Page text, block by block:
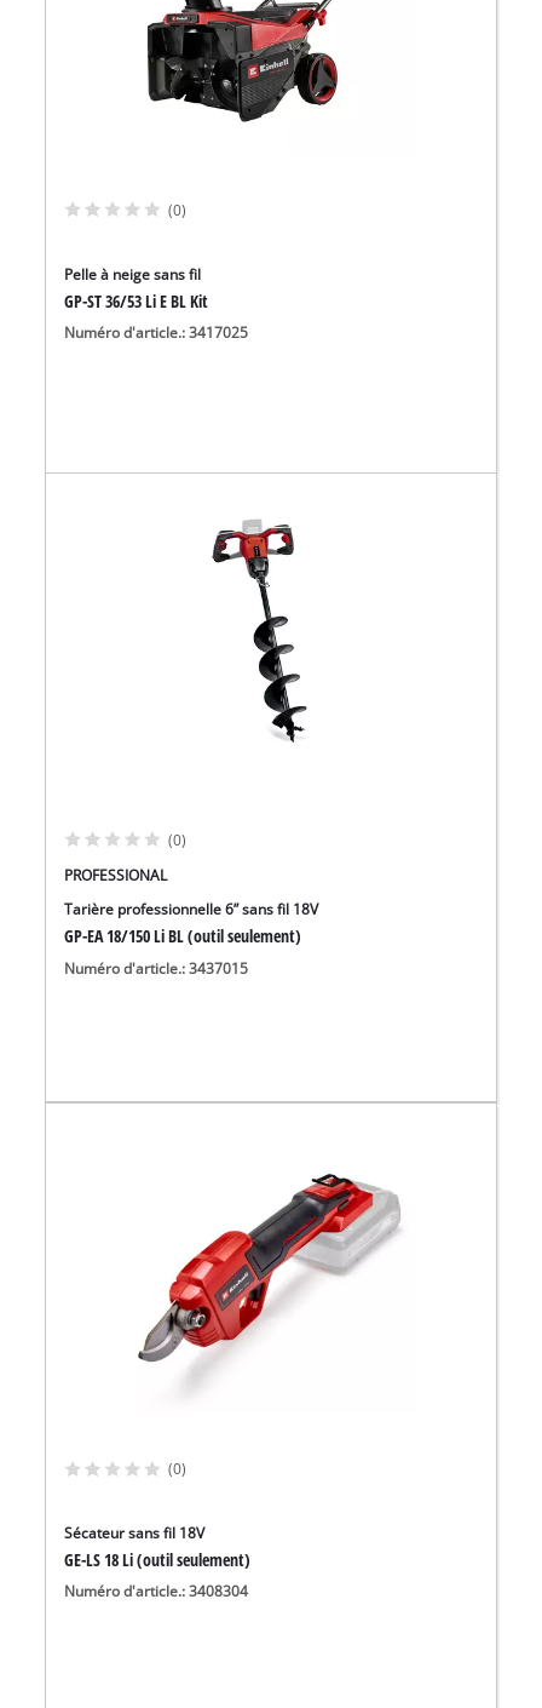
(0)
Pelle à neige sans fil
GP-ST 36/53 Li E BL Kit
Numéro d'article.: 3417025
(0)
PROFESSIONAL
Tarière professionnelle 6” sans fil 18V
GP-EA 18/150 Li BL (outil seulement)
Numéro d'article.: 3437015
(0)
Sécateur sans fil 18V
GE-LS 18 Li (outil seulement)
Numéro d'article.: 3408304